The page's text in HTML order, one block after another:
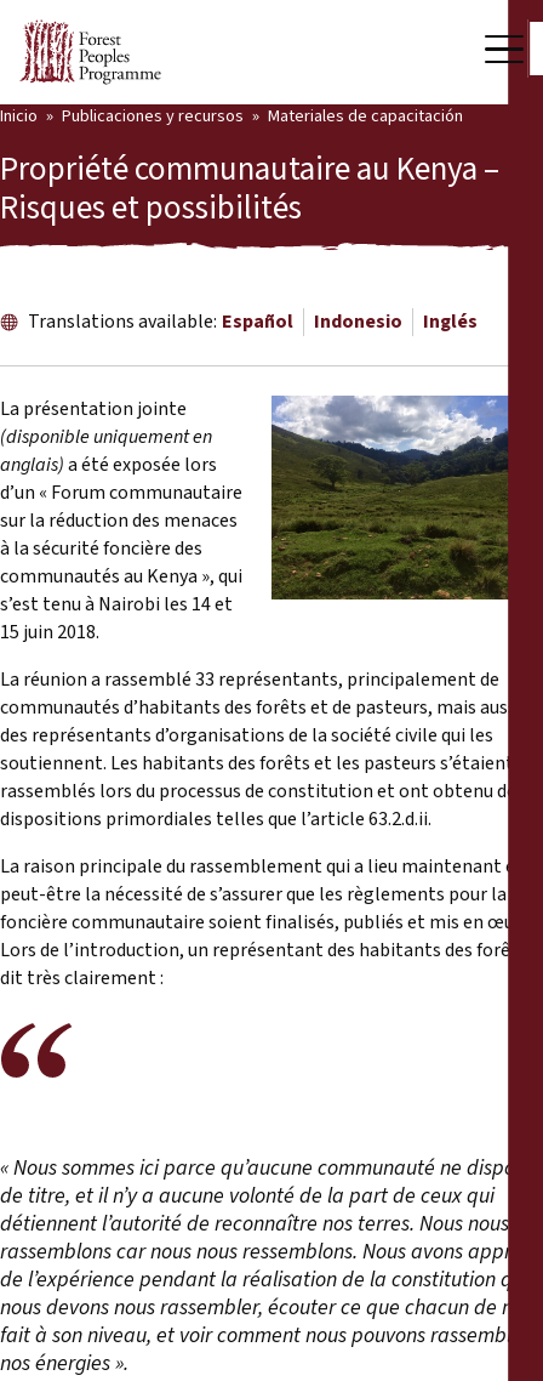
Quiénes somos
Sala de prensa
Apóyenos
Nuestro trabajo
Voces comunitarias
Socios y Países
Publicaciones y recursos
Publicaciones y recursos
Noticias
Informes
Comunicados de prensa
Materiales de capacitación
Documentos informativos
Presentaciones legales
Declaraciones
Informes anuales
Inicio Publicaciones y recursos Materiales de capacitación
Propriété communautaire au Kenya –
Risques et possibilités
Translations available: Español Indonesio Inglés
La présentation jointe
(disponible uniquement en
anglais)a été exposée lors
d’un « Forum communautaire
sur la réduction des menaces
à la sécurité foncière des
communautés au Kenya », qui
s’est tenu à Nairobi les 14 et
15 juin 2018.
La réunion a rassemblé 33 représentants, principalement de
communautés d’habitants des forêts et de pasteurs, mais aussi
des représentants d’organisations de la société civile qui les
soutiennent. Les habitants des forêts et les pasteurs s’étaient
rassemblés lors du processus de constitution et ont obtenu des
dispositions primordiales telles que l’article 63.2.d.ii.
La raison principale du rassemblement qui a lieu maintenant est
peut-être la nécessité de s’assurer que les règlements pour la loi
foncière communautaire soient finalisés, publiés et mis en œuvre.
Lors de l’introduction, un représentant des habitants des forêts a
dit très clairement :
« Nous sommes ici parce qu’aucune communauté ne dispose
de titre, et il n’y a aucune volonté de la part de ceux qui
détiennent l’autorité de reconnaître nos terres. Nous nous
rassemblons car nous nous ressemblons. Nous avons appris
de l’expérience pendant la réalisation de la constitution que
nous devons nous rassembler, écouter ce que chacun de nous
fait à son niveau, et voir comment nous pouvons rassembler
nos énergies ».